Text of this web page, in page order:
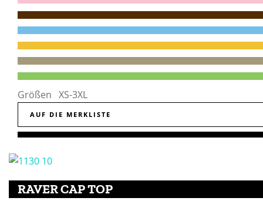
Größen XS-3XL
AUF DIE MERKLISTE
RAVER CAP TOP